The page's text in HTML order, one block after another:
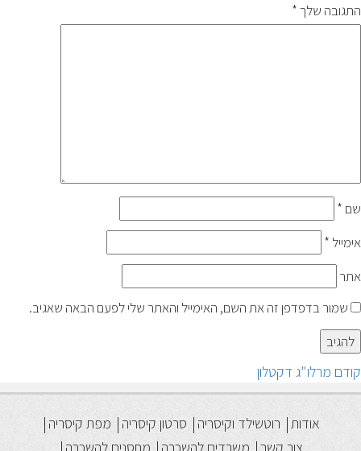
התגובה שלך*
שם *
אימייל *
אתר
שמור בדפדפן זה את השם, האימייל והאתר שלי לפעם הבאה שאגיב.
ניווט
קודם הפוסט
הקודם:
מרלו"ג דקטלון
אודות רוטשילד וקיסריה סרטון קיסריה
מפת קיסריה